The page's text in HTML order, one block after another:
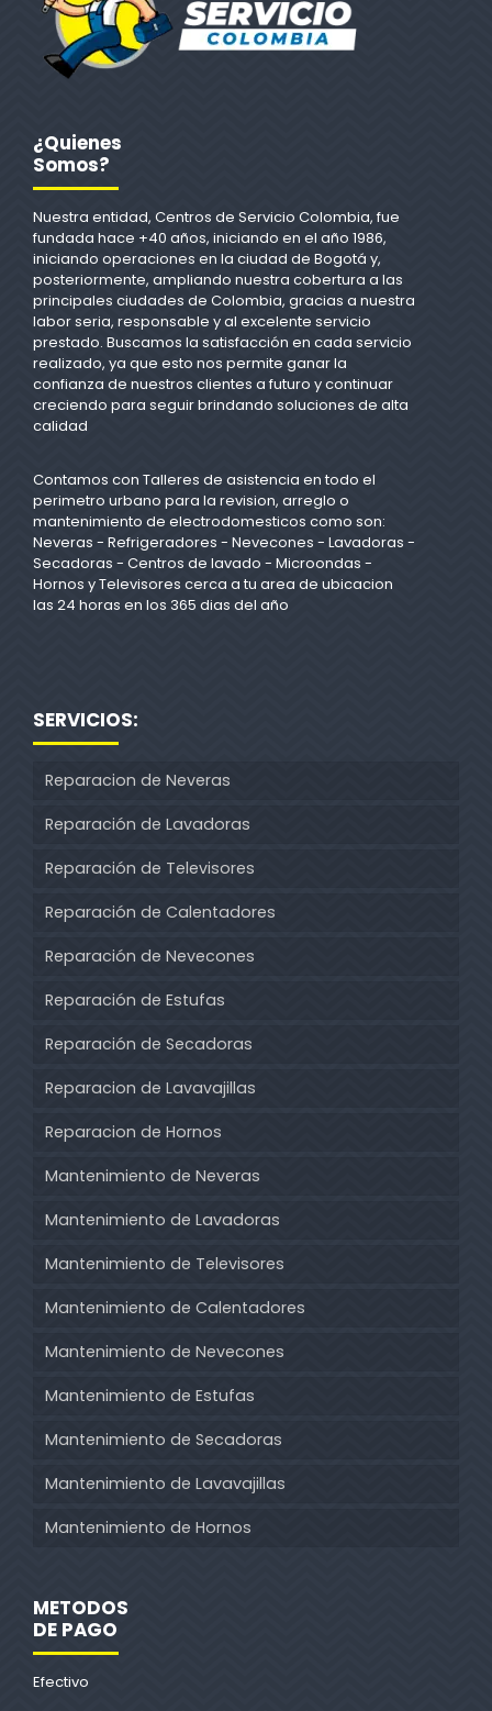
¿Quienes
Somos?
Nuestra entidad, Centros de Servicio Colombia, fue
fundada hace +40 años, iniciando en el año 1986,
iniciando operaciones en la ciudad de Bogotá y,
posteriormente, ampliando nuestra cobertura a las
principales ciudades de Colombia, gracias a nuestra
labor seria, responsable y al excelente servicio
prestado. Buscamos la satisfacción en cada servicio
realizado, ya que esto nos permite ganar la
confianza de nuestros clientes a futuro y continuar
creciendo para seguir brindando soluciones de alta
calidad
Contamos con Talleres de asistencia en todo el
perimetro urbano para la revision, arreglo o
mantenimiento de electrodomesticos como son:
Neveras - Refrigeradores - Nevecones - Lavadoras -
Secadoras - Centros de lavado - Microondas -
Hornos y Televisores cerca a tu area de ubicacion
las 24 horas en los 365 dias del año
SERVICIOS:
Reparacion de Neveras
Reparación de Lavadoras
Reparación de Televisores
Reparación de Calentadores
Reparación de Nevecones
Reparación de Estufas
Reparación de Secadoras
Reparacion de Lavavajillas
Reparacion de Hornos
Mantenimiento de Neveras
Mantenimiento de Lavadoras
Mantenimiento de Televisores
Mantenimiento de Calentadores
Mantenimiento de Nevecones
Mantenimiento de Estufas
Mantenimiento de Secadoras
Mantenimiento de Lavavajillas
Mantenimiento de Hornos
METODOS
DE PAGO
Efectivo